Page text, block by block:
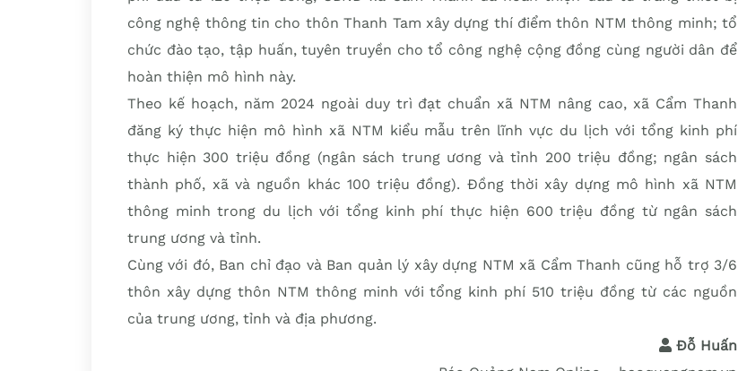
công nghệ thông tin cho thôn Thanh Tam xây dựng thí điểm thôn NTM thông minh; tổ
chức đào tạo, tập huấn, tuyên truyền cho tổ công nghệ cộng đồng cùng người dân để
hoàn thiện mô hình này.
Theo kế hoạch, năm 2024 ngoài duy trì đạt chuẩn xã NTM nâng cao, xã Cẩm Thanh
đăng ký thực hiện mô hình xã NTM kiểu mẫu trên lĩnh vực du lịch với tổng kinh phí
thực hiện 300 triệu đồng (ngân sách trung ương và tỉnh 200 triệu đồng; ngân sách
thành phố, xã và nguồn khác 100 triệu đồng). Đồng thời xây dựng mô hình xã NTM
thông minh trong du lịch với tổng kinh phí thực hiện 600 triệu đồng từ ngân sách
trung ương và tỉnh.
Cùng với đó, Ban chỉ đạo và Ban quản lý xây dựng NTM xã Cẩm Thanh cũng hỗ trợ 3/6
thôn xây dựng thôn NTM thông minh với tổng kinh phí 510 triệu đồng từ các nguồn
của trung ương, tỉnh và địa phương.
Đỗ Huấn